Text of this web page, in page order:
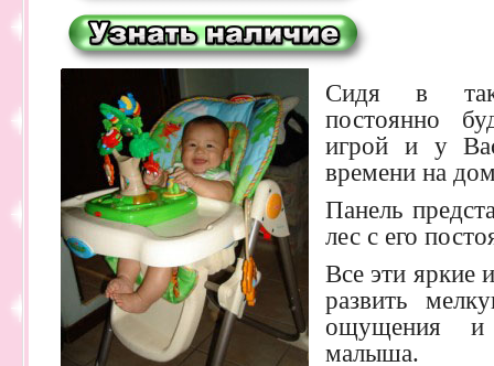
Сидя в
постоянно
игрой и у
времени на
Панель
лес с его
Все эти яркие
развить
ощущения и
малыша.